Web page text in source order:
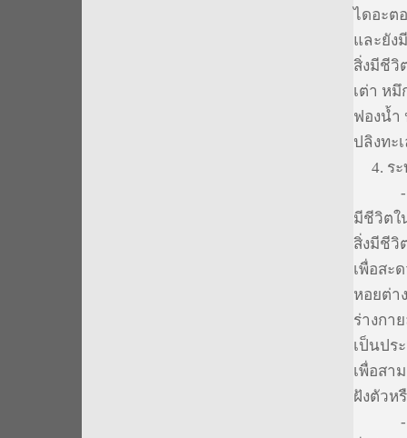
ไดอะต
และยัง
สิ่งมีชีวิ
เต่า ห
ฟองน้ำ
ปลิงทะ
4. ระ
-
มีชีวิตใ
สิ่งมีชีวิ
เพื่อสะ
หอยต่า
ร่างกา
เป็นปร
เพื่อสา
ฝังตัว